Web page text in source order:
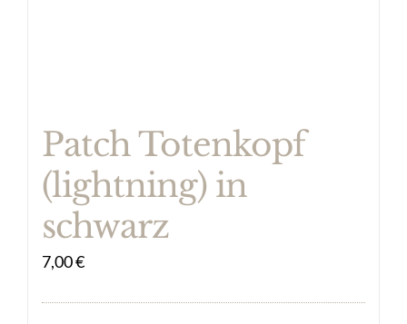
Patch Totenkopf
(lightning) in
schwarz
7,00€